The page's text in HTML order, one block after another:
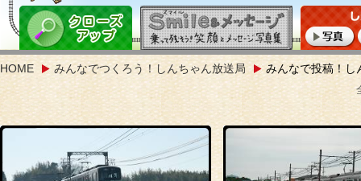
HOME みんなでつくろう！しんちゃん放送局 みんなで投稿！し